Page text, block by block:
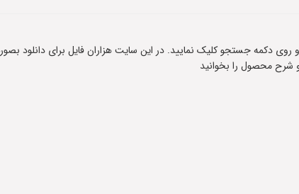
و روی دکمه جستجو کلیک نمایید. در این سایت هزاران فایل برای دانلود
شرح محصول را بخوانید